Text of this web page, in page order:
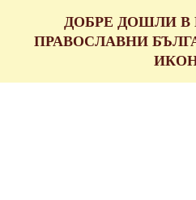
ДОБРЕ ДОШЛИ В
ПРАВОСЛАВНИ